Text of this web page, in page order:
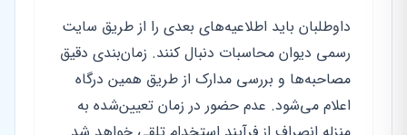
داوطلبان باید اطلاعیه‌های بعدی را از طریق سایت
رسمی دیوان محاسبات دنبال کنند. زمان‌بندی دقیق
مصاحبه‌ها و بررسی مدارک از طریق همین درگاه
اعلام می‌شود. عدم حضور در زمان تعیین‌شده به